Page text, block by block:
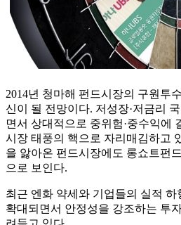
2014년 청마해 펀드시장의 구원투
신이 될 전망이다. 저성장·저금리
면서 상대적으로 중위험·중수익에
시장 태풍의 핵으로 자리매김하고
을 앓아온 펀드시장에도 롱쇼트펀
으로 보인다.
최근 엔화 약세와 기업들의 실적 하
확대되면서 안정성을 강조하는 투